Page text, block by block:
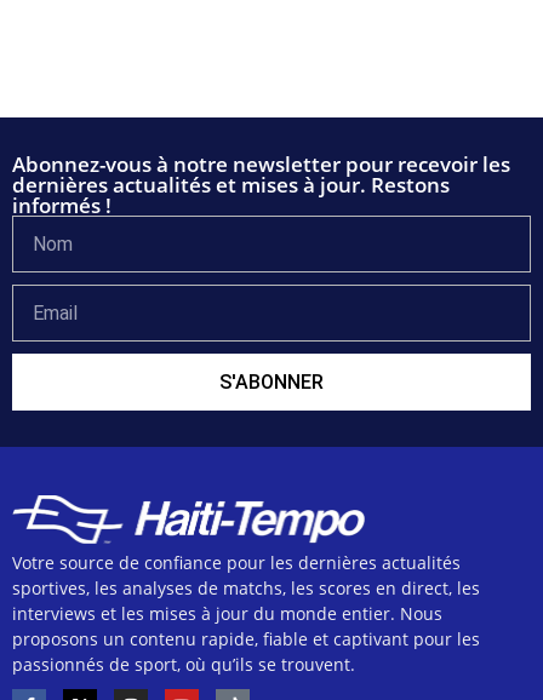
Abonnez-vous à notre newsletter pour recevoir les
dernières actualités et mises à jour. Restons
informés !
S'ABONNER
Votre source de confiance pour les dernières actualités
sportives, les analyses de matchs, les scores en direct, les
interviews et les mises à jour du monde entier. Nous
proposons un contenu rapide, fiable et captivant pour les
passionnés de sport, où qu’ils se trouvent.